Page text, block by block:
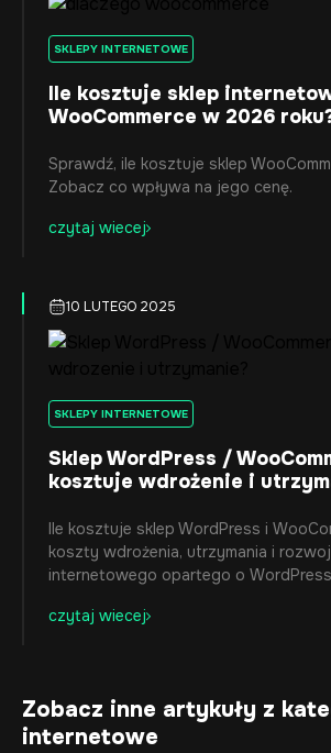
SKLEPY INTERNETOWE
Ile kosztuje sklep
WooCommerce w 2026
Sprawdź, ile kosztuje sklep
Zobacz co wpływa na jego cenę.
czytaj wiecej
10 LUTEGO 2025
SKLEPY INTERNETOWE
Sklep WordPress /
kosztuje wdrożenie i
Ile kosztuje sklep WordPress i
koszty wdrożenia, utrzymania i
internetowego opartego o
czytaj wiecej
Zobacz inne artykuły z
internetowe